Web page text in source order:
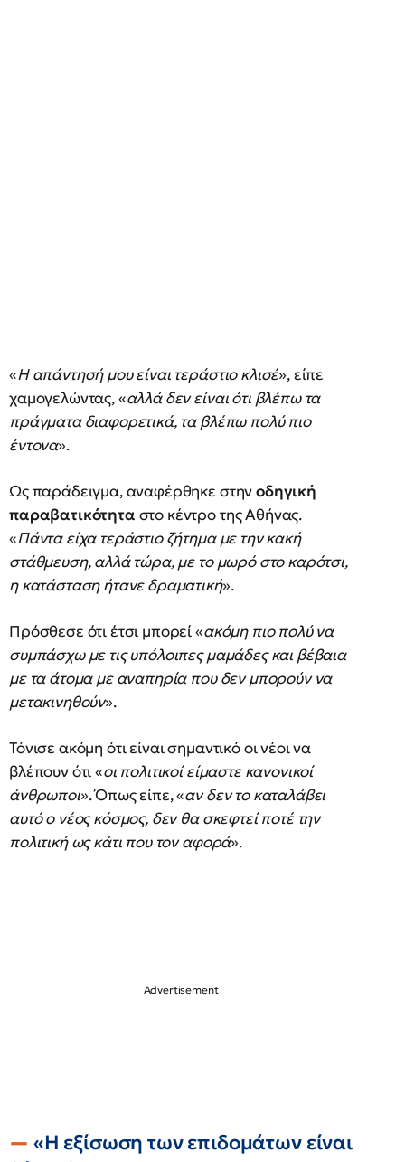
«Η απάντησή μου είναι τεράστιο κλισέ», είπε
χαμογελώντας, «αλλά δεν είναι ότι βλέπω τα
πράγματα διαφορετικά, τα βλέπω πολύ πιο
έντονα».
Ως παράδειγμα, αναφέρθηκε στηνοδηγική
παραβατικότητα στο κέντρο της Αθήνας.
«Πάντα είχα τεράστιο ζήτημα με την κακή
στάθμευση, αλλά τώρα, με το μωρό στο καρότσι,
η κατάσταση ήτανε δραματική».
Πρόσθεσε ότι έτσι μπορεί «ακόμη πιο πολύ να
συμπάσχω με τις υπόλοιπες μαμάδες και βέβαια
με τα άτομα με αναπηρία που δεν μπορούν να
μετακινηθούν».
Τόνισε ακόμη ότι είναι σημαντικό οι νέοι να
βλέπουν ότι «οι πολιτικοί είμαστε κανονικοί
άνθρωποι». Όπως είπε, «αν δεν το καταλάβει
αυτό ο νέος κόσμος, δεν θα σκεφτεί ποτέ την
πολιτική ως κάτι που τον αφορά».
«Η εξίσωση των επιδομάτων είναι